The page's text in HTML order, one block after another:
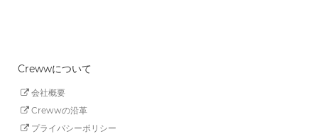
Crewwについて
会社概要
Crewwの沿革
プライバシーポリシー